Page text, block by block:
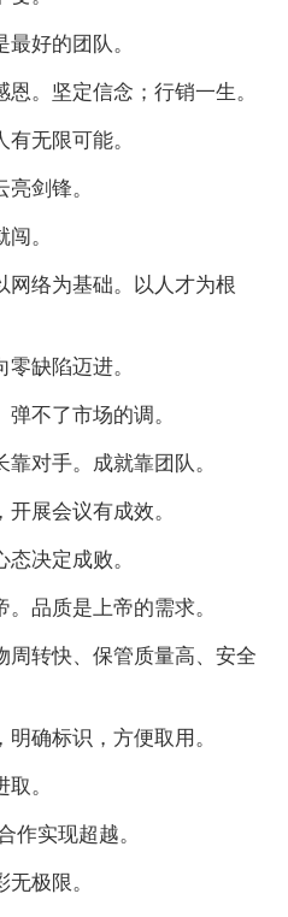
好的团队。
。坚定信念；行销一生。
无限可能。
剑锋。
。
网络为基础。以人才为根
缺陷迈进。
不了市场的调。
对手。成就靠团队。
展会议有成效。
决定成败。
品质是上帝的需求。
周转快、保管质量高、安全
确标识，方便取用。
。
作实现超越。
极限。